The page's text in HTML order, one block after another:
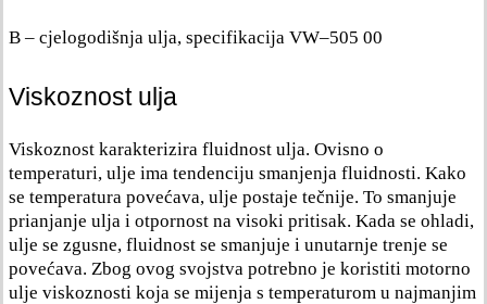
B – cjelogodišnja ulja, specifikacija VW–505 00
Viskoznost ulja
Viskoznost karakterizira fluidnost ulja. Ovisno o
temperaturi, ulje ima tendenciju smanjenja fluidnosti. Kako
se temperatura povećava, ulje postaje tečnije. To smanjuje
prianjanje ulja i otpornost na visoki pritisak. Kada se ohladi,
ulje se zgusne, fluidnost se smanjuje i unutarnje trenje se
povećava. Zbog ovog svojstva potrebno je koristiti motorno
ulje viskoznosti koja se mijenja s temperaturom u najmanjim